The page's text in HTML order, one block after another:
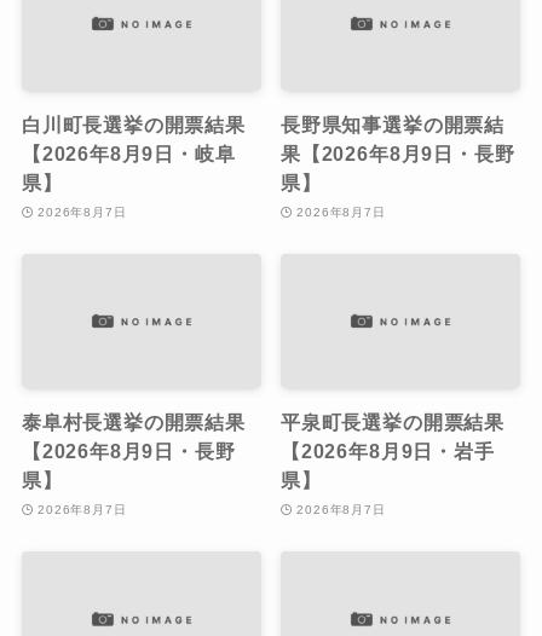
白川町長選挙の開票結果
【2026年8月9日・岐阜
県】
2026年8月7日
長野県知事選挙の開票結
果【2026年8月9日・長野
県】
2026年8月7日
泰阜村長選挙の開票結果
【2026年8月9日・長野
県】
2026年8月7日
平泉町長選挙の開票結果
【2026年8月9日・岩手
県】
2026年8月7日